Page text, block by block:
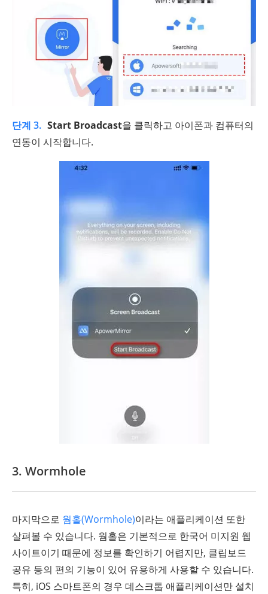
단계 3. Start Broadcast을 클릭하고 아이폰과 컴퓨터의
연동이 시작합니다.
3. Wormhole
마지막으로 웜홀(Wormhole)이라는 애플리케이션 또한
살펴볼 수 있습니다. 웜홀은 기본적으로 한국어 미지원 웹
사이트이기 때문에 정보를 확인하기 어렵지만, 클립보드
공유 등의 편의 기능이 있어 유용하게 사용할 수 있습니다.
특히, iOS 스마트폰의 경우 데스크톱 애플리케이션만 설치